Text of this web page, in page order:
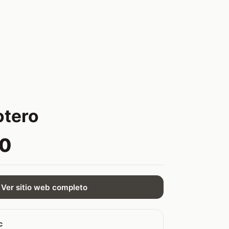
Ver sitio web completo